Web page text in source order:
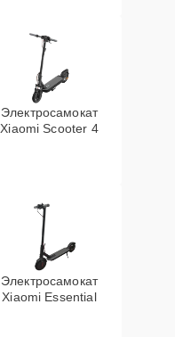
Электросамокат
Xiaomi Scooter 4
Электросамокат
Xiaomi Essential